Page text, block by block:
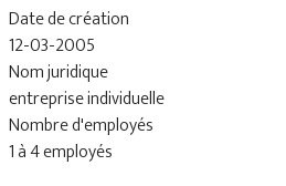
Date de création
12-03-2005
Nom juridique
entreprise individuelle
Nombre d'employés
1 à 4 employés